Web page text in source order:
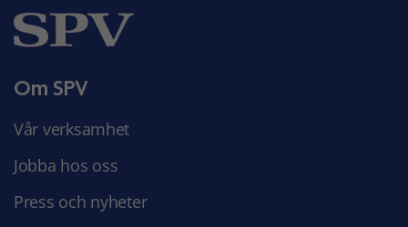
Om SPV
Vår verksamhet
Jobba hos oss
Press och nyheter